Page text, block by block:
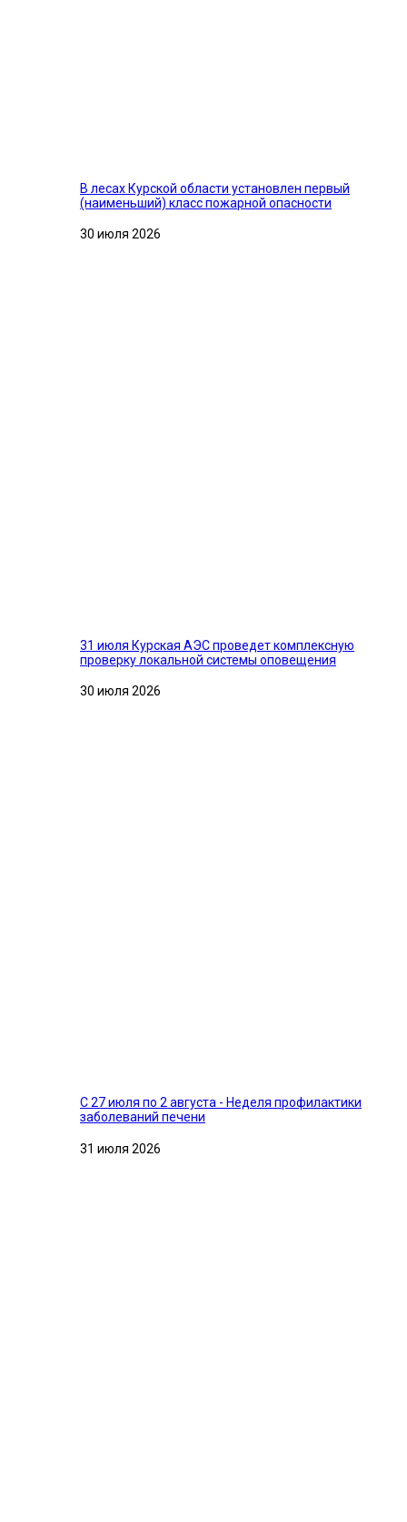
В лесах Курской области установлен первый
(наименьший) класс пожарной опасности
30 июля 2026
31 июля Курская АЭС проведет комплексную
проверку локальной системы оповещения
30 июля 2026
С 27 июля по 2 августа - Неделя профилактики
заболеваний печени
31 июля 2026